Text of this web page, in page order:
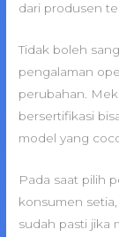
dari produsen
Tidak boleh
pengalaman
perubahan.
bersertifikasi
model yang
Pada saat pilih
konsumen
sudah pasti jika